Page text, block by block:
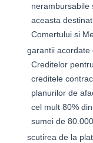
nerambursabile
aceasta
Comertului si
garantii
Creditelor
creditele
planurilor de
cel mult 80%
sumei de
scutirea de la